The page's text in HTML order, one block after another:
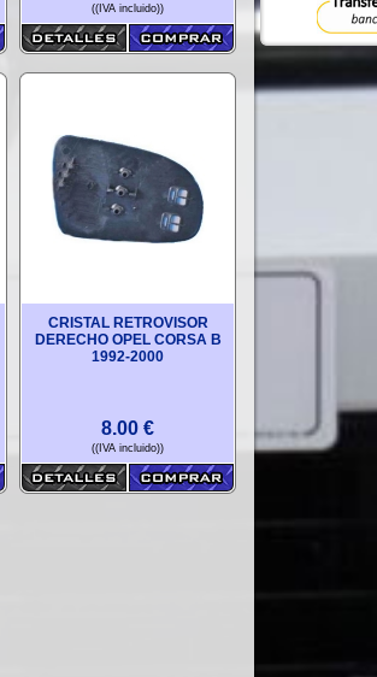
((IVA incluido))
CRISTAL RETROVISOR
DERECHO OPEL CORSA B
1992-2000
8.00 €
((IVA incluido))